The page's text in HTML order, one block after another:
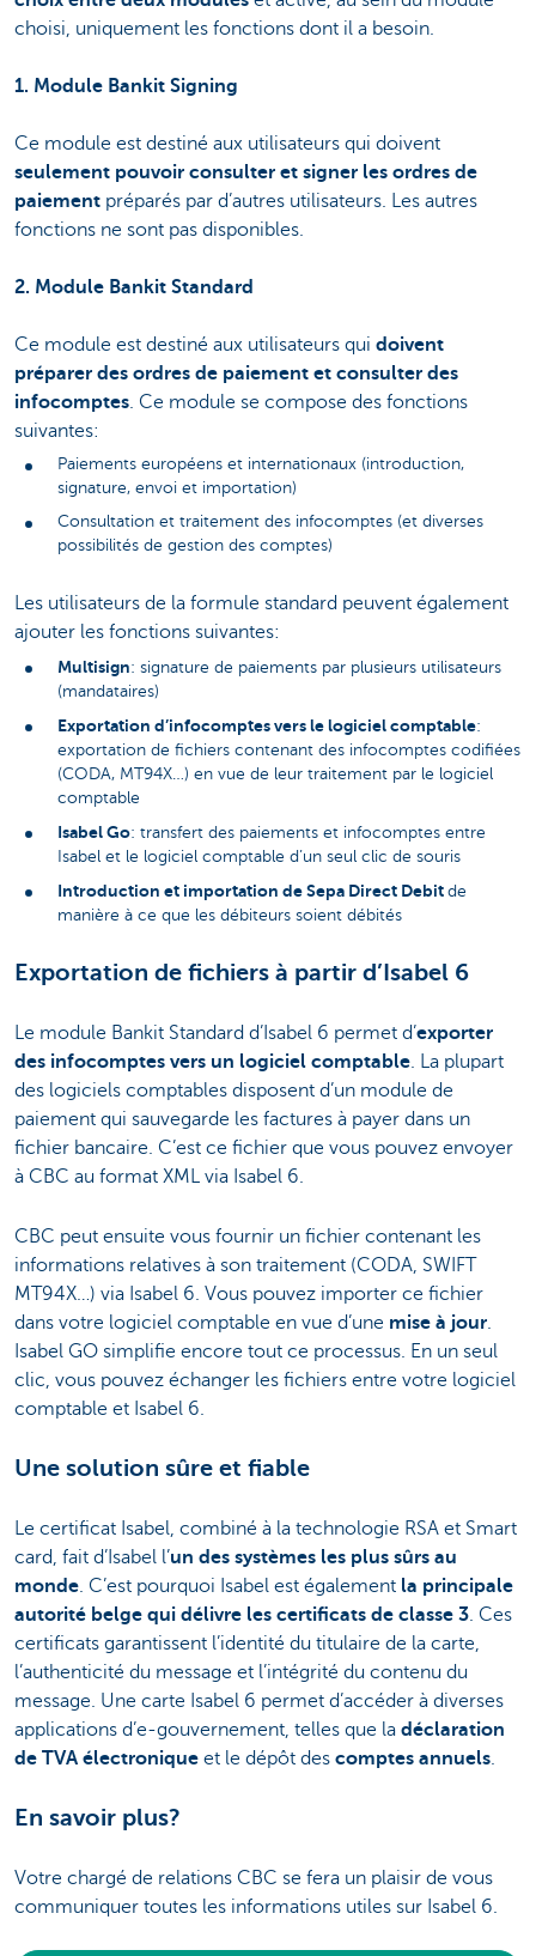
choisi, uniquement les fonctions dont il a besoin.
1. Module Bankit Signing
Ce module est destiné aux utilisateurs qui doivent
seulement pouvoir consulter et signer les ordres de
paiement préparés par d’autres utilisateurs. Les autres
fonctions ne sont pas disponibles.
2. Module Bankit Standard
Ce module est destiné aux utilisateurs qui doivent
préparer des ordres de paiement et consulter des
infocomptes. Ce module se compose des fonctions
suivantes:
Paiements européens et internationaux (introduction,
signature, envoi et importation)
Consultation et traitement des infocomptes (et diverses
possibilités de gestion des comptes)
Les utilisateurs de la formule standard peuvent également
ajouter les fonctions suivantes:
Multisign: signature de paiements par plusieurs utilisateurs
(mandataires)
Exportation d’infocomptes vers le logiciel comptable:
exportation de fichiers contenant des infocomptes codifiées
(CODA, MT94X…) en vue de leur traitement par le logiciel
comptable
Isabel Go: transfert des paiements et infocomptes entre
Isabel et le logiciel comptable d’un seul clic de souris
Introduction et importation de Sepa Direct Debit de
manière à ce que les débiteurs soient débités
Exportation de fichiers à partir d’Isabel 6
Le module Bankit Standard d’Isabel 6 permet d’exporter
des infocomptes vers un logiciel comptable. La plupart
des logiciels comptables disposent d’un module de
paiement qui sauvegarde les factures à payer dans un
fichier bancaire. C’est ce fichier que vous pouvez envoyer
à CBC au format XML via Isabel 6.
CBC peut ensuite vous fournir un fichier contenant les
informations relatives à son traitement (CODA, SWIFT
MT94X…) via Isabel 6. Vous pouvez importer ce fichier
dans votre logiciel comptable en vue d’une mise à jour.
Isabel GO simplifie encore tout ce processus. En un seul
clic, vous pouvez échanger les fichiers entre votre logiciel
comptable et Isabel 6.
Une solution sûre et fiable
Le certificat Isabel, combiné à la technologie RSA et Smart
card, fait d’Isabel l’un des systèmes les plus sûrs au
monde. C’est pourquoi Isabel est également la principale
autorité belge qui délivre les certificats de classe 3. Ces
certificats garantissent l’identité du titulaire de la carte,
l’authenticité du message et l’intégrité du contenu du
message. Une carte Isabel 6 permet d’accéder à diverses
applications d’e-gouvernement, telles que la déclaration
de TVA électronique et le dépôt des comptes annuels.
En savoir plus?
Votre chargé de relations CBC se fera un plaisir de vous
communiquer toutes les informations utiles sur Isabel 6.